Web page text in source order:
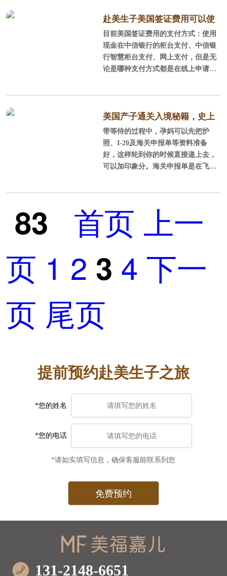
一、宝宝以后到美国生活
1、宝宝出生在美国，根据落地公
民权，宝宝出生即为美国公民，享有
一切美国公民应得的权利，包括社安
卡、教育、就业、福利、护照等等。
年义务教育，从小幼儿园到高中完全
免费。未来上公立大学、研究生院学
费只需外国学生的1/10。可轻松进入
品牌大学，申请美国公民才能享有
赴美生子美国签证费用可以使
用支付宝了
目前美国签证费用的支付方式：使用
现金在中信银行的柜台支付、中信银
行智慧柜台支付、网上支付，但是无
论是哪种支付方式都是在线上申请系
美国产子通关入境秘籍，史上
强攻略！
带等待的过程中，孕妈可以先把护
照、I-20及海关申报单等资料准备
好，这样轮到你的时候直接递上去，
可以加印象分。海关申报单是在飞机
担心。
83 首页 上一
页 1 2 3 4 下一
页 尾页
提前预约赴美生子之旅
*您的姓名
*您的电话
*请如实填写信息，确保客服能联系到您
131-2148-6651